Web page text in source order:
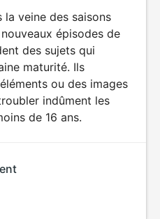
ÉROTISME
VULGAIRE
la veine des saisons
épisodes de
des sujets qui
maturité. Ils
ou des images
indûment les
de 16 ans.